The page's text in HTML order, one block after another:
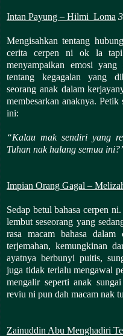
Intan Payung – Hilmi Loma
Mengisahkan tentang
cerita cerpen ni ok la tapi
menyampaikan emosi
tentang kegagalan yang
seorang anak dalam
membesarkan anaknya.
ini:
“Kalau mak sendiri yang
Tuhan nak halang semua
Impian Orang Gagal –
Sedap betul bahasa cerpen
lembut seseorang yang
rasa macam bahasa
terjemahan, kemungkinan
ayatnya berbunyi puitis,
juga tidak terlalu mengawal
mengalir seperti anak
reviu ni pun dah macam nak
Zainuddin Abu Menghadiri